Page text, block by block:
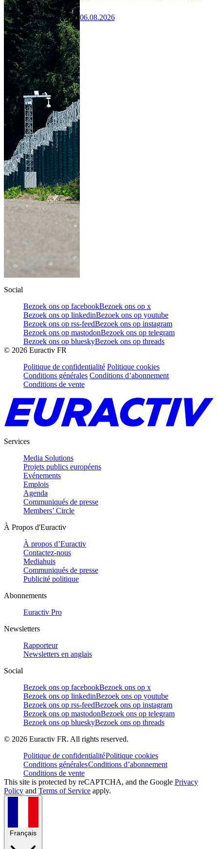
06.08.2026
Social
Bezoek ons op facebookBezoek ons op x
Bezoek ons op linkedinBezoek ons op youtube
Bezoek ons op rss-feedBezoek ons op instagram
Bezoek ons op mastodonBezoek ons op telegram
Bezoek ons op blueskyBezoek ons op threads
© 2026 Euractiv FR
Politique de confidentialité Politique cookies
Conditions générales Conditions d’abonnement
Conditions de vente
Services
Media Solutions
Projets publics européens
Evénements
Emplois
Agenda
Communiqués de presse
Members’ Circle
À Propos d'Euractiv
À propos d’Euractiv
Contactez-nous
Mediahuis
Communiqués de presse
Publicité politique
Abonnements
Euractiv Pro
Newsletters
Rapporteur
Newsletters en anglais
Social
Bezoek ons op facebookBezoek ons op x
Bezoek ons op linkedinBezoek ons op youtube
Bezoek ons op rss-feedBezoek ons op instagram
Bezoek ons op mastodonBezoek ons op telegram
Bezoek ons op blueskyBezoek ons op threads
© 2026 Euractiv FR. All rights reserved.
Politique de confidentialitéPolitique cookies
Conditions généralesConditions d’abonnement
Conditions de vente
This site is protected by reCAPTCHA, and the Google Privacy
Policy and Terms of Service apply.
Français